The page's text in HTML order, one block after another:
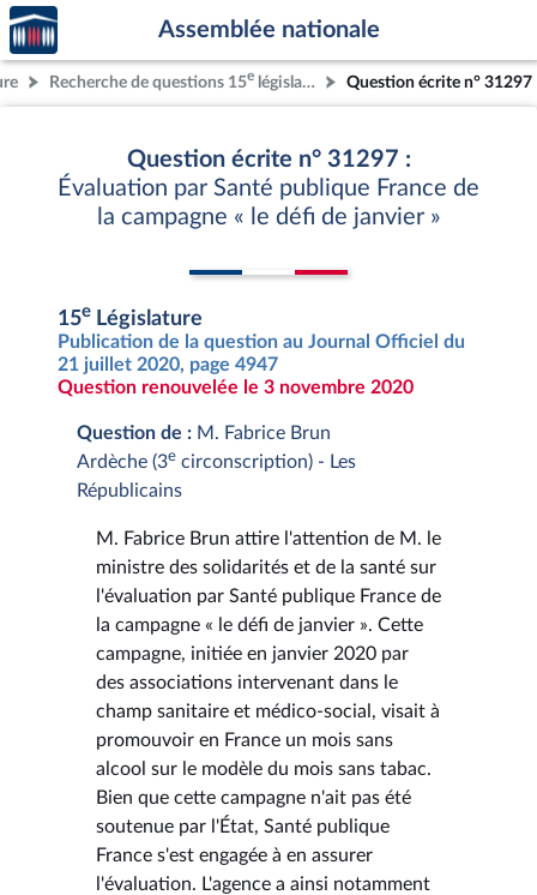
Aller au contenu
Aller en bas de la page
Accèder
à la
page
d'accueil
Assemblée nationale
Recherche de questions 15e législature Question écrite n° 31297
Question écrite n° 31297 :
Évaluation par Santé publique France de
la campagne « le défi de janvier »
15e Législature
Publication de la question au Journal Officiel du
21 juillet 2020, page 4947
Question renouvelée le 3 novembre 2020
Question de : M. Fabrice Brun
Ardèche (3e circonscription) - Les
Républicains
M. Fabrice Brun attire l'attention de M. le
ministre des solidarités et de la santé sur
l'évaluation par Santé publique France de
la campagne « le défi de janvier ». Cette
campagne, initiée en janvier 2020 par
des associations intervenant dans le
champ sanitaire et médico-social, visait à
promouvoir en France un mois sans
alcool sur le modèle du mois sans tabac.
Bien que cette campagne n'ait pas été
soutenue par l'État, Santé publique
France s'est engagée à en assurer
l'évaluation. L'agence a ainsi notamment